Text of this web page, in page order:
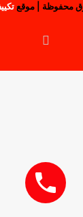
محفوظة | موقع